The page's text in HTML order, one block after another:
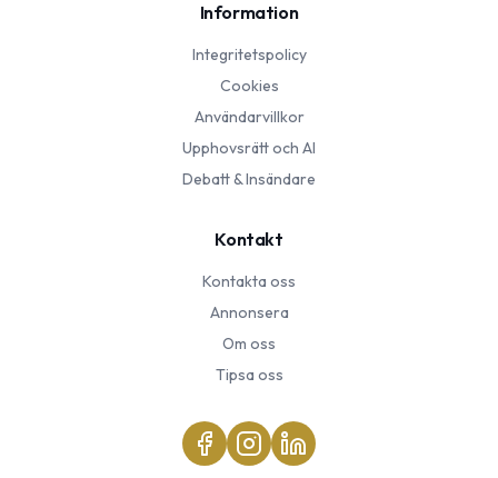
Information
Integritetspolicy
Cookies
Användarvillkor
Upphovsrätt och AI
Debatt & Insändare
Kontakt
Kontakta oss
Annonsera
Om oss
Tipsa oss